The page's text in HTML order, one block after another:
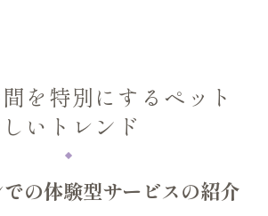
を特別にするペット
いトレンド
の体験型サービスの紹介